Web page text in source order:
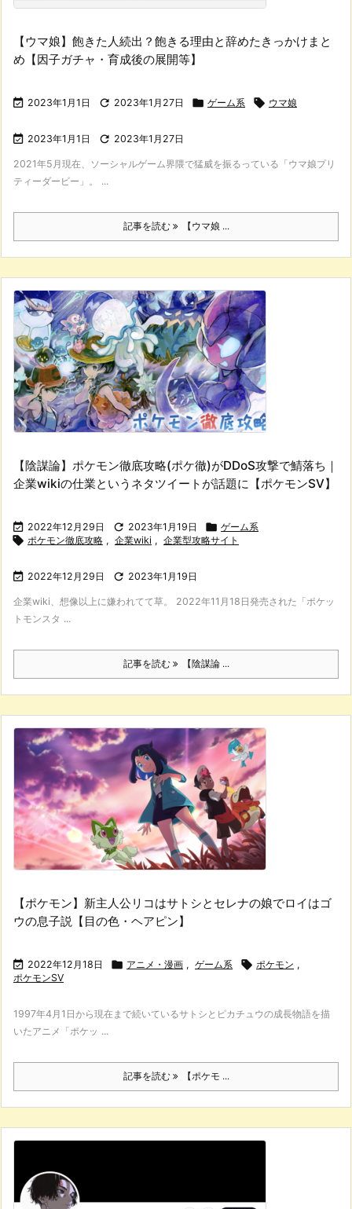
【ウマ娘】飽きた人続出？飽きる理由と辞めたきっかけまと
め【因子ガチャ・育成後の展開等】
 2023年1月1日  2023年1月27日  ゲーム系  ウマ娘
 2023年1月1日  2023年1月27日
2021年5月現在、ソーシャルゲーム界隈で猛威を振るっている「ウマ娘プリ
ティーダービー」。 ...
記事を読む 【ウマ娘 ...
【陰謀論】ポケモン徹底攻略(ポケ徹)がDDoS攻撃で鯖落ち｜
企業wikiの仕業というネタツイートが話題に【ポケモンSV】
 2022年12月29日  2023年1月19日  ゲーム系
 ポケモン徹底攻略 , 企業wiki , 企業型攻略サイト
 2022年12月29日  2023年1月19日
企業wiki、想像以上に嫌われてて草。 2022年11月18日発売された「ポケッ
トモンスタ ...
記事を読む 【陰謀論 ...
【ポケモン】新主人公リコはサトシとセレナの娘でロイはゴ
ウの息子説【目の色・ヘアピン】
 2022年12月18日  アニメ・漫画 , ゲーム系  ポケモン ,
ポケモンSV
1997年4月1日から現在まで続いているサトシとピカチュウの成長物語を描
いたアニメ「ポケッ ...
記事を読む 【ポケモ ...